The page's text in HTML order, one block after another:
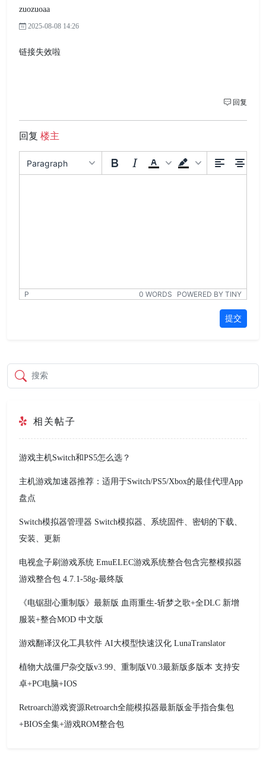
zuozuoaa
2025-08-08 14:26
链接失效啦
回复
回复 楼主
Paragraph
P 0 WORDS POWERED BY TINY
提交
搜索
相关帖子
游戏主机Switch和PS5怎么选？
主机游戏加速器推荐：适用于Switch/PS5/Xbox的最佳代理App
盘点
Switch模拟器管理器 Switch模拟器、系统固件、密钥的下载、
安装、更新
电视盒子刷游戏系统 EmuELEC游戏系统整合包含完整模拟器
游戏整合包 4.7.1-58g-最终版
《电锯甜心重制版》最新版 血雨重生-斩梦之歌+全DLC 新增
服装+整合MOD 中文版
游戏翻译汉化工具软件 AI大模型快速汉化 LunaTranslator
植物大战僵尸杂交​版v3.99、重制版V0.3最新版多版本​ 支持安
卓+PC电脑+IOS​
Retroarch游戏资源Retroarch全能模拟器最新版金手指合集包
+BIOS全集+游戏ROM整合包